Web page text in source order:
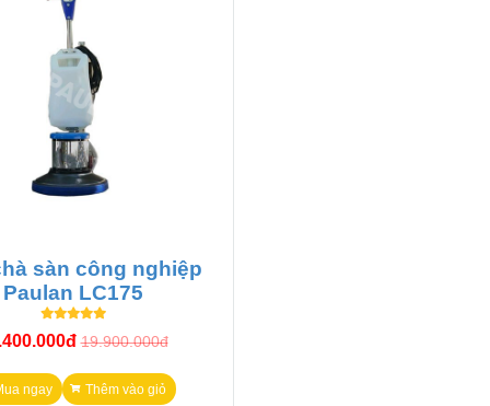
hành.
hoạt và dễ dàng trong việc sử dụng hay di chuyển máy. Bạn
sàn công nghiệp
Paulan LC175
19.900.000đ
ngay Thêm vào giỏ